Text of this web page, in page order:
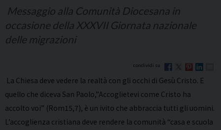
Messaggio alla Comunità Diocesana in
occasione della XXXVII Giornata nazionale
delle migrazioni
La Chiesa deve vedere la realtà con gli occhi di Gesù Cristo. E
quello che diceva San Paolo,”Accoglietevi come Cristo ha
accolto voi” (Rom15,7), è un ivito che abbraccia tutti gli uomini.
L’accoglienza cristiana deve rendere la comunità “casa e scuola